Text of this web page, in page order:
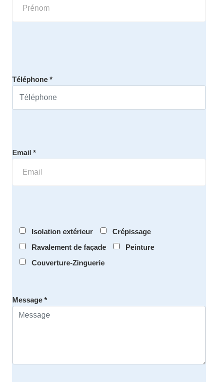
Téléphone *
Email *
Isolation extérieur
Crépissage
Ravalement de façade
Peinture
Couverture-Zinguerie
Message *